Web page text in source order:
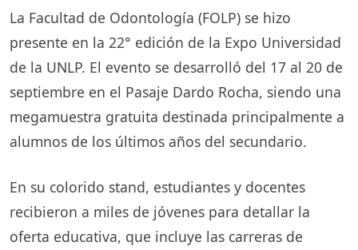
La Facultad de Odontología (FOLP) se hizo
presente en la 22° edición de la Expo Universidad
de la UNLP. El evento se desarrolló del 17 al 20 de
septiembre en el Pasaje Dardo Rocha, siendo una
megamuestra gratuita destinada principalmente a
alumnos de los últimos años del secundario.
En su colorido stand, estudiantes y docentes
recibieron a miles de jóvenes para detallar la
oferta educativa, que incluye las carreras de